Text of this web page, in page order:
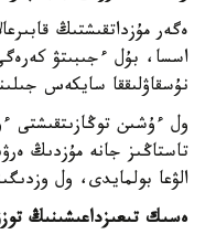
اسسا، بۇل ءجىبىتۋ
نۇسقاۋلىققا سايكەس جىلىنا 1-2 رەت جۇرگىزىلۋى
ول ءۇشىن توڭازىتقىشتى
تاستاڭىز جانە مۇزدىڭ
الۋعا بولمايدى، ول
ەسىك تىعىزداعىشىنىڭ